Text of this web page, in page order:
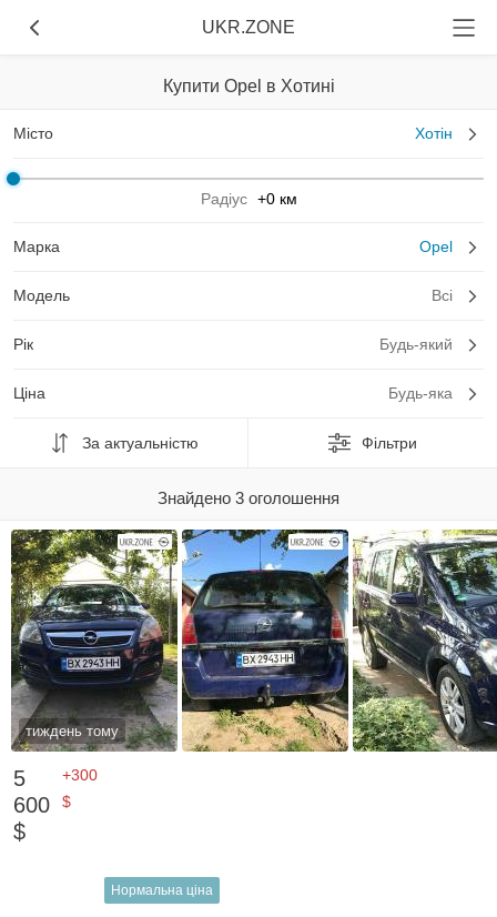
UKR.ZONE
Купити Opel в Хотині
Місто Хотін
Радіус +0 км
Марка Opel
Модель Всі
Рік Будь-який
Ціна Будь-яка
За актуальністю Фільтри
Знайдено 3 оголошення
тиждень тому
5
600
$
+300
$
Нормальна ціна